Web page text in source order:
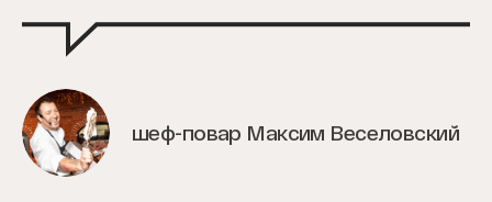
шеф-повар Максим Веселовский